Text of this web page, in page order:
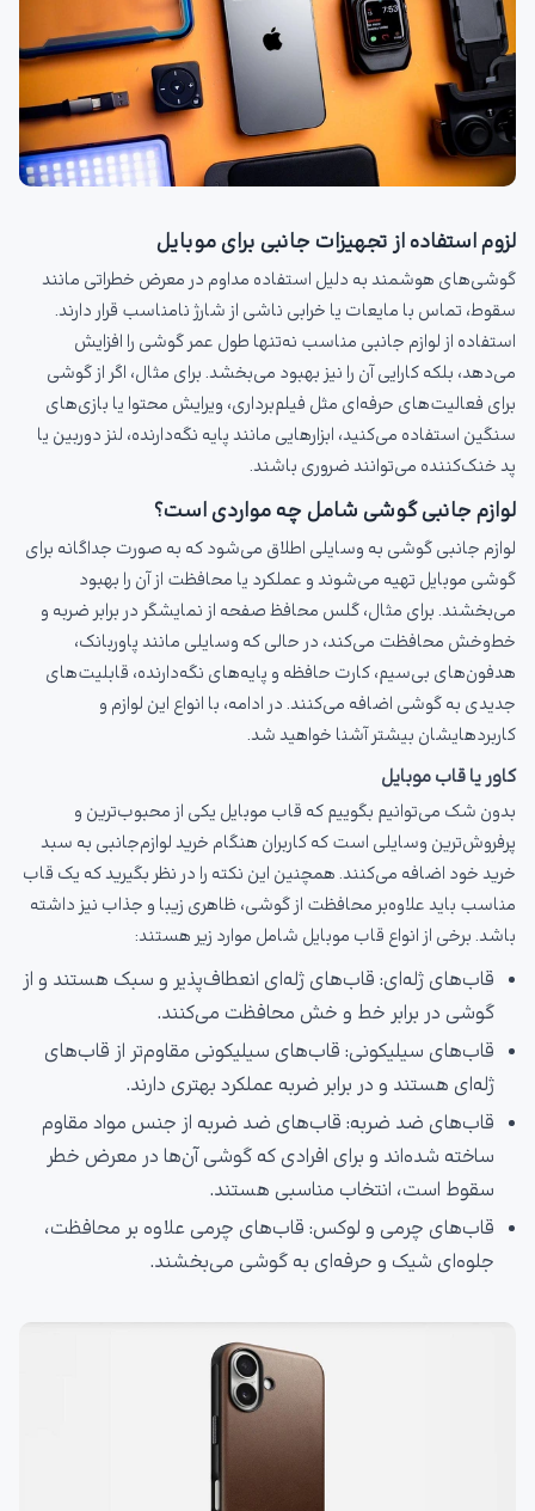
لزوم استفاده از تجهیزات جانبی برای موبایل
گوشی‌های هوشمند به دلیل استفاده مداوم در معرض خطراتی مانند
سقوط، تماس با مایعات یا خرابی ناشی از شارژ نامناسب قرار دارند.
استفاده از لوازم جانبی مناسب نه‌تنها طول عمر گوشی را افزایش
می‌دهد، بلکه کارایی آن را نیز بهبود می‌بخشد. برای مثال، اگر از گوشی
برای فعالیت‌های حرفه‌ای مثل فیلم‌برداری، ویرایش محتوا یا بازی‌های
سنگین استفاده می‌کنید، ابزارهایی مانند پایه نگه‌دارنده، لنز دوربین یا
پد خنک‌کننده می‌توانند ضروری باشند.
لوازم جانبی گوشی شامل چه مواردی است؟
لوازم جانبی گوشی به وسایلی اطلاق می‌شود که به صورت جداگانه برای
گوشی موبایل تهیه می‌شوند و عملکرد یا محافظت از آن را بهبود
می‌بخشند. برای مثال، گلس محافظ صفحه از نمایشگر در برابر ضربه و
خط‌وخش محافظت می‌کند، در حالی که وسایلی مانند پاوربانک،
هدفون‌های بی‌سیم، کارت حافظه و پایه‌های نگه‌دارنده، قابلیت‌های
جدیدی به گوشی اضافه می‌کنند. در ادامه، با انواع این لوازم و
کاربردهایشان بیشتر آشنا خواهید شد.
کاور یا قاب موبایل
بدون شک می‌توانیم بگوییم که قاب موبایل یکی از محبوب‌ترین و
پرفروش‌ترین وسایلی است که کاربران هنگام خرید لوازم‌جانبی به سبد
خرید خود اضافه می‌کنند. همچنین این نکته را در نظر بگیرید که یک قاب
مناسب باید علاوه‌بر محافظت از گوشی، ظاهری زیبا و جذاب نیز داشته
باشد. برخی از انواع قاب موبایل شامل موارد زیر هستند:
قاب‌های ژله‌ای: قاب‌های ژله‌ای انعطاف‌پذیر و سبک هستند و از
گوشی در برابر خط و خش محافظت می‌کنند.
قاب‌های سیلیکونی: قاب‌های سیلیکونی مقاوم‌تر از قاب‌های
ژله‌ای هستند و در برابر ضربه عملکرد بهتری دارند.
قاب‌های ضد ضربه: قاب‌های ضد ضربه از جنس مواد مقاوم
ساخته شده‌اند و برای افرادی که گوشی آن‌ها در معرض خطر
سقوط است، انتخاب مناسبی هستند.
قاب‌های چرمی و لوکس: قاب‌های چرمی علاوه بر محافظت،
جلوه‌ای شیک و حرفه‌ای به گوشی می‌بخشند.